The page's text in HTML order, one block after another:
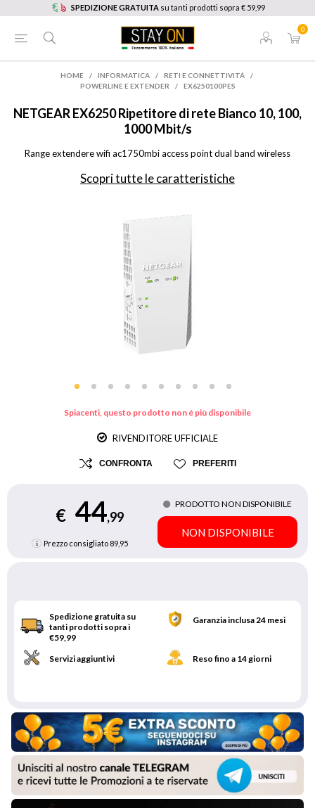
SPEDIZIONE GRATUITA su tanti prodotti sopra € 59,99
0
HOME / INFORMATICA / RETI E CONNETTIVITÁ
/
POWERLINE E EXTENDER
/ EX6250100PES
NETGEAREX6250 Ripetitore di rete Bianco 10, 100,
1000 Mbit/s
Range extendere wifi ac1750mbi access point dual band wireless
Scopri tutte le caratteristiche
Spiacenti, questo prodotto non é più disponibile
RIVENDITORE UFFICIALE
CONFRONTA PREFERITI
€ 44,99
Prezzo consigliato 89,95
PRODOTTO NON DISPONIBILE
NON DISPONIBILE
Spedizione gratuita su
tanti prodotti sopra i
€59,99
Garanzia inclusa 24 mesi
Servizi aggiuntivi Reso fino a 14 giorni